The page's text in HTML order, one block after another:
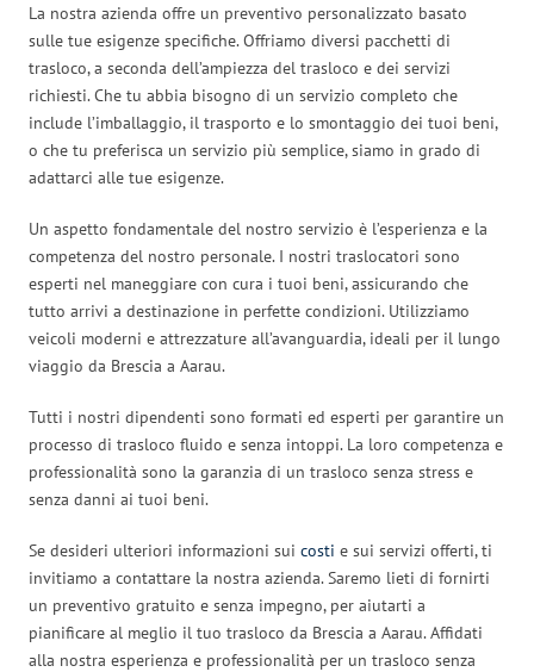
La nostra azienda offre un preventivo personalizzato basato
sulle tue esigenze specifiche. Offriamo diversi pacchetti di
trasloco, a seconda dell’ampiezza del trasloco e dei servizi
richiesti. Che tu abbia bisogno di un servizio completo che
include l’imballaggio, il trasporto e lo smontaggio dei tuoi beni,
o che tu preferisca un servizio più semplice, siamo in grado di
adattarci alle tue esigenze.
Un aspetto fondamentale del nostro servizio è l’esperienza e la
competenza del nostro personale. I nostri traslocatori sono
esperti nel maneggiare con cura i tuoi beni, assicurando che
tutto arrivi a destinazione in perfette condizioni. Utilizziamo
veicoli moderni e attrezzature all’avanguardia, ideali per il lungo
viaggio da Brescia a Aarau.
Tutti i nostri dipendenti sono formati ed esperti per garantire un
processo di trasloco fluido e senza intoppi. La loro competenza e
professionalità sono la garanzia di un trasloco senza stress e
senza danni ai tuoi beni.
Se desideri ulteriori informazioni sui costi e sui servizi offerti, ti
invitiamo a contattare la nostra azienda. Saremo lieti di fornirti
un preventivo gratuito e senza impegno, per aiutarti a
pianificare al meglio il tuo trasloco da Brescia a Aarau. Affidati
alla nostra esperienza e professionalità per un trasloco senza